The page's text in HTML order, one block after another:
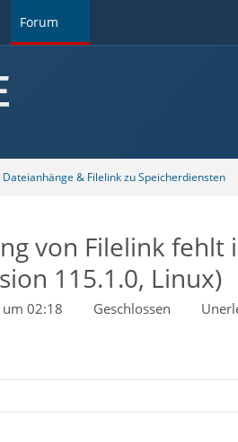
Forum
Dateianhänge & Filelink zu Speicherdiensten
von Filelink
115.1.0, Linux)
02:18 Geschlossen